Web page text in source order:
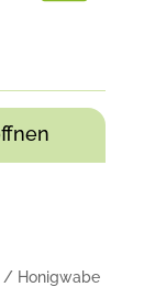
Honigwabe